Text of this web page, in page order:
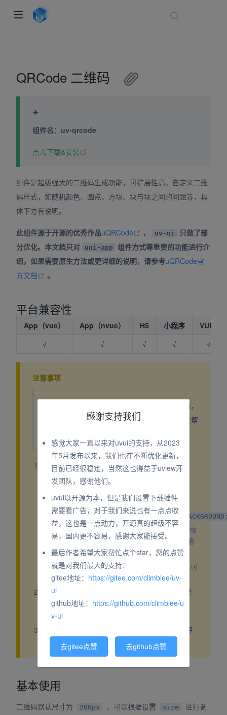
QRCode 二维码
✈
组件名：uv-qrcode
点击下载&安装
组件是超级强大的二维码生成功能，可扩展性高。自定义二维
码样式，如随机颜色、圆点、方块、块与块之间的间距等，具
体下方有说明。
此组件源于开源的优秀作品uQRCode (opens new window)
， uv-ui
只做了部
分优化。本文档只对
uni-app
组件方式等重要的功能进行介
绍，如果需要原生方法或更详细的说明，请参考uQRCode官
方文档
(opens new window)
。
平台兼容性
App（vue） App（nvue） H5 小程序
VUE2
√
√ √ √ √
注意事项
为了避免错误使用，给大家带来不好的开发体验，
请在使用组件前仔细阅读下面的注意事项，可以帮
nvue 中使用该组件，会有报错提示
reportJSException >>>> exception
android view,
TextureView doesn't support displaying
a background drawable!
。 该报错完全不影
响使用，是因为 weex 中使用 gcanvas 的
BUG，只要用到gcanvas都会有，不影响应用，可
以无视。
options
属性设置size属性暂时不生效，直接
在组件上设置size即可 <uv-qrcode
size="300" ...
nvue本地运行有二维码，打包后没有二维码，解
决方案参考：
nvue打包后生成失败 (opens new window)
基本使用
二维码默认尺寸为 200px ，可以根据设置 size
进行调
感谢支持我们
感觉大家一直以来对uvui的支持，从2023
年5月发布以来，我们也在不断优化更新，
目前已经很稳定，当然这也得益于uview开
发团队，感谢他们。
uvui以开源为本，但是我们设置下载插件
需要看广告，对于我们来说也有一点点收
益，这也是一点动力，开源真的超级不容
易，国内更不容易，感谢大家能接受。
最后作者希望大家帮忙点个star，您的点赞
就是对我们最大的支持：
gitee地址： https://gitee.com/climblee/uv-
ui
github地址： https://github.com/climblee/u
v-ui
去gitee点赞 去github点赞